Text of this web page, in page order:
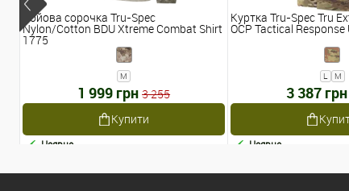
Бойова сорочка Tru-Spec
Nylon/Cotton BDU Xtreme Combat Shirt
1775
M
1 999 грн 3 255
Купити
Наявне
Куртка Tru-Spec Tru
OCP Tactical
L M
3 387 грн
Наявне